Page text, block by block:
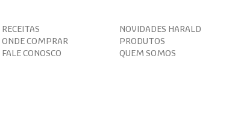
RECEITAS
NOVIDADES HARALD
ONDE COMPRAR
PRODUTOS
FALE CONOSCO
QUEM SOMOS